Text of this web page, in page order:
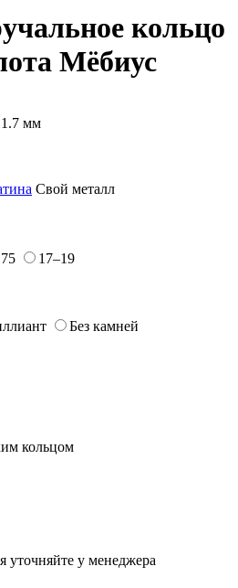
кольцо
Мёбиус
мм
Свой металл
17–19
Без камней
кольцом
уточняйте у менеджера